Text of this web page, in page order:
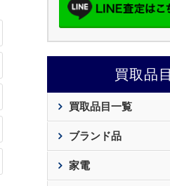
買取品目
買取品目一覧
ブランド品
家電